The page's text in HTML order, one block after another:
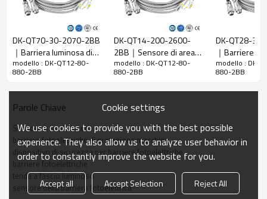
Numero di
Altezza di
protezione
880 mm
La dimensione
51mm*35mm*L, L è la lunghezza dell'emettitore e
Distanza di
30-6000 mm; 30-45000 mm
Tempo di
risposta
≤15ms
Dati meccanici
Materiale
DK-QT70-30-2070-2BB
｜Barriera luminosa di
sicurezza｜DADISICK
modello : DK-QT12-80-
880-2BB
DK-QT14-200-2600-
2BB｜Sensore di area｜
DADISICK
modello : DK-QT12-80-
880-2BB
DK-QT28-
｜Barriere
di sicurezza
piegatrice｜
modello : DK-
880-2BB
Parole Chiave
Sensore a tenda laser
barriere fotoelettriche di protezione macchine
dispositivo di sicurezza per barriere fotoelettriche
barriere fotoelettriche
tenda a fascio luminoso
sensore della barriera fotoelettrica
Cookie settings
We use cookies to provide you with the best possible
experience. They also allow us to analyze user behavior in
order to constantly improve the website for you.
Accept all Accept Selection Reject All